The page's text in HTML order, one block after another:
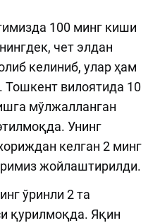
100 минг киши
чет элдан
келиниб, улар ҳам
Тошкент вилоятида 10
мўлжалланган
Унинг
келган 2 минг
жойлаштирилди.
ўринли 2 та
қурилмоқда. Яқин